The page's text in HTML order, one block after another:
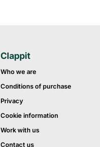
Clappit
Who we are
Conditions of purchase
Privacy
Cookie information
Work with us
Contact us